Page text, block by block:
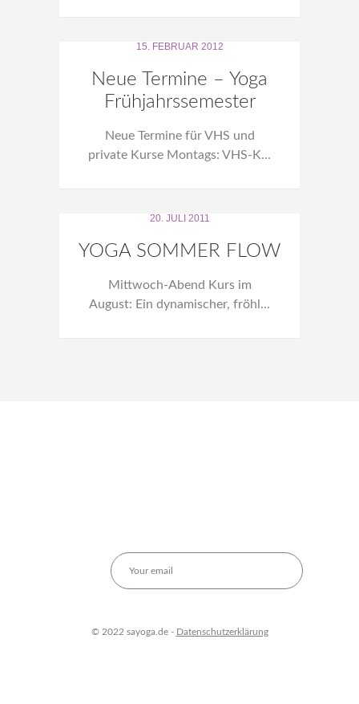
15. FEBRUAR 2012
Neue Termine – Yoga
Frühjahrssemester
Neue Termine für VHS und
private Kurse Montags: VHS-K...
20. JULI 2011
YOGA SOMMER FLOW
Mittwoch-Abend Kurs im
August: Ein dynamischer, fröhl...
© 2022 sayoga.de - Datenschutzerklärung